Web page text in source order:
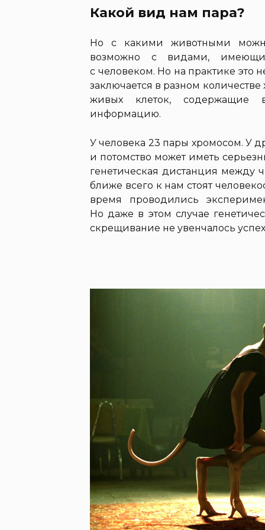
Какой вид нам пара?
Но с какими животными можно
возможно с видами,
с человеком. Но на практике это
заключается в разном
живых клеток, содержащие
информацию.
У человека 23 пары хромосом. У
и потомство может иметь
генетическая дистанция
ближе всего к нам стоят
время проводились
Но даже в этом случае
скрещивание не увенчалось